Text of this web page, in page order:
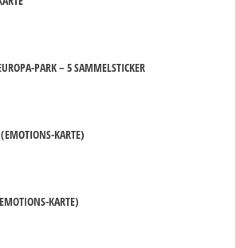
PARK – 5 SAMMELSTICKER
KARTE)
KARTE)